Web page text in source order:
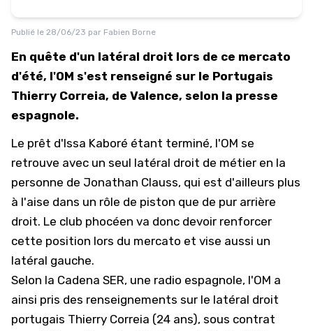
Publié le 28/06/23 par Fabien Borne
En quête d'un latéral droit lors de ce mercato
d'été, l'OM s'est renseigné sur le Portugais
Thierry Correia, de Valence, selon la presse
espagnole.
Le prêt d'Issa Kaboré étant terminé, l'OM se
retrouve avec un seul latéral droit de métier en la
personne de Jonathan Clauss, qui est d'ailleurs plus
à l'aise dans un rôle de piston que de pur arrière
droit. Le club phocéen va donc devoir renforcer
cette position lors du mercato et vise aussi un
latéral gauche.
Selon la Cadena SER, une radio espagnole, l'OM a
ainsi pris des renseignements sur le latéral droit
portugais Thierry Correia (24 ans), sous contrat